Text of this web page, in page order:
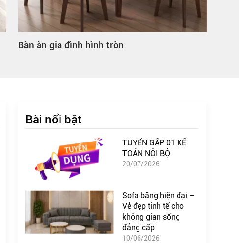
Bàn ăn gia đình hình tròn
Bài nổi bật
TUYỂN GẤP 01 KẾ
TOÁN NỘI BỘ
20/07/2026
Sofa băng hiện đại –
Vẻ đẹp tinh tế cho
không gian sống
đẳng cấp
10/06/2026